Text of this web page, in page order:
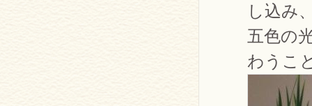
し込み
五色の
わうこ